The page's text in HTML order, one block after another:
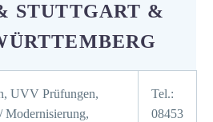
STUTTGART &
UVV Prüfungen,
Modernisierung,
Tel.:
08453